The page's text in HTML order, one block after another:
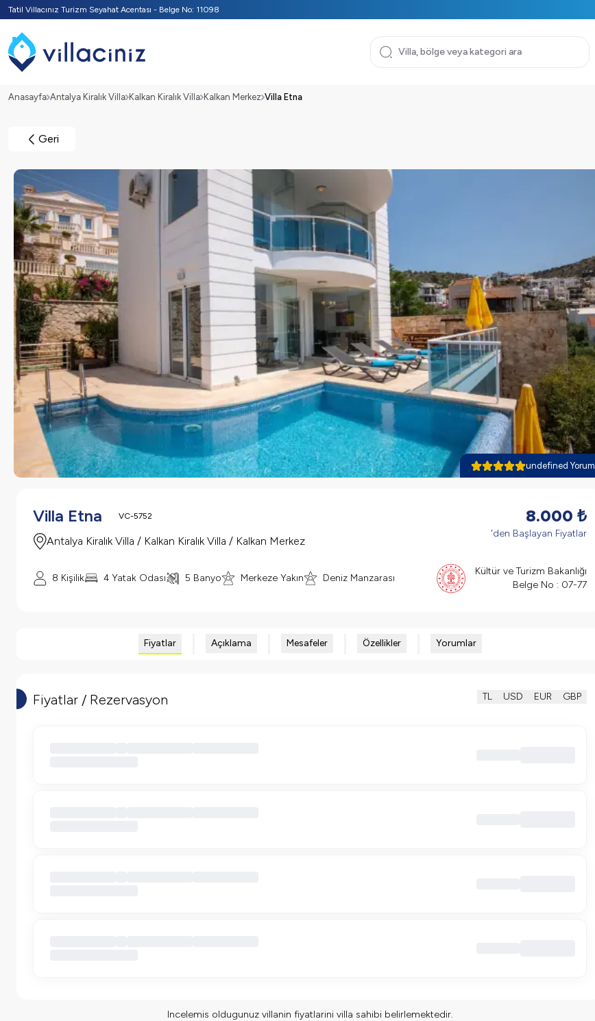
Tatil Villacınız Turizm Seyahat Acentası - Belge No: 11098
Anasayfa Antalya Kiralık Villa Kalkan Kiralık Villa Kalkan Merkez Villa Etna
Geri
undefined Yorum
Villa Etna VC-5752
Antalya Kiralık Villa / Kalkan Kiralık Villa / Kalkan Merkez
8.000 ₺
'den Başlayan Fiyatlar
8 Kişilik 4 Yatak Odası 5 Banyo Merkeze Yakın Deniz Manzarası
Kültür ve Turizm Bakanlığı
Belge No : 07-77
Fiyatlar Açıklama Mesafeler Özellikler Yorumlar
Fiyatlar / Rezervasyon TL USD EUR GBP
Incelemis oldugunuz villanin fiyatlarini villa sahibi belirlemektedir.